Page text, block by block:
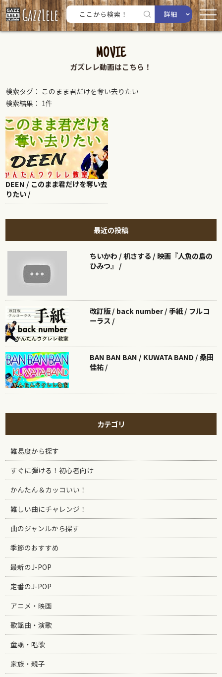
詳細
MOVIE
ガズレレ動画はこちら！
検索タグ： このまま君だけを奪い去りたい
検索結果： 1件
DEEN / このまま君だけを奪い去
りたい /
最近の投稿
ちいかわ / 机さする / 映画『人魚の島の
ひみつ』 /
改訂版 / back number / 手紙 / フルコ
ーラス /
BAN BAN BAN / KUWATA BAND / 桑田
佳祐 /
カテゴリ
難易度から探す
すぐに弾ける！初心者向け
かんたん＆カッコいい！
難しい曲にチャレンジ！
曲のジャンルから探す
季節のおすすめ
最新のJ-POP
定番のJ-POP
アニメ・映画
歌謡曲・演歌
童謡・唱歌
家族・親子